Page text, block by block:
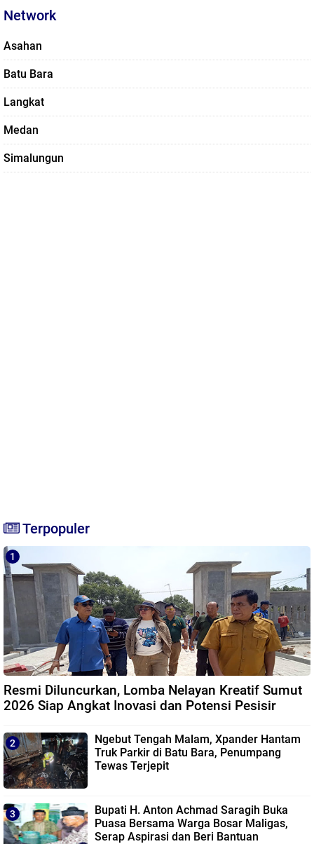
Network
Asahan
Batu Bara
Langkat
Medan
Simalungun
Terpopuler
Resmi Diluncurkan, Lomba Nelayan Kreatif Sumut
2026 Siap Angkat Inovasi dan Potensi Pesisir
Ngebut Tengah Malam, Xpander Hantam
Truk Parkir di Batu Bara, Penumpang
Tewas Terjepit
Bupati H. Anton Achmad Saragih Buka
Puasa Bersama Warga Bosar Maligas,
Serap Aspirasi dan Beri Bantuan